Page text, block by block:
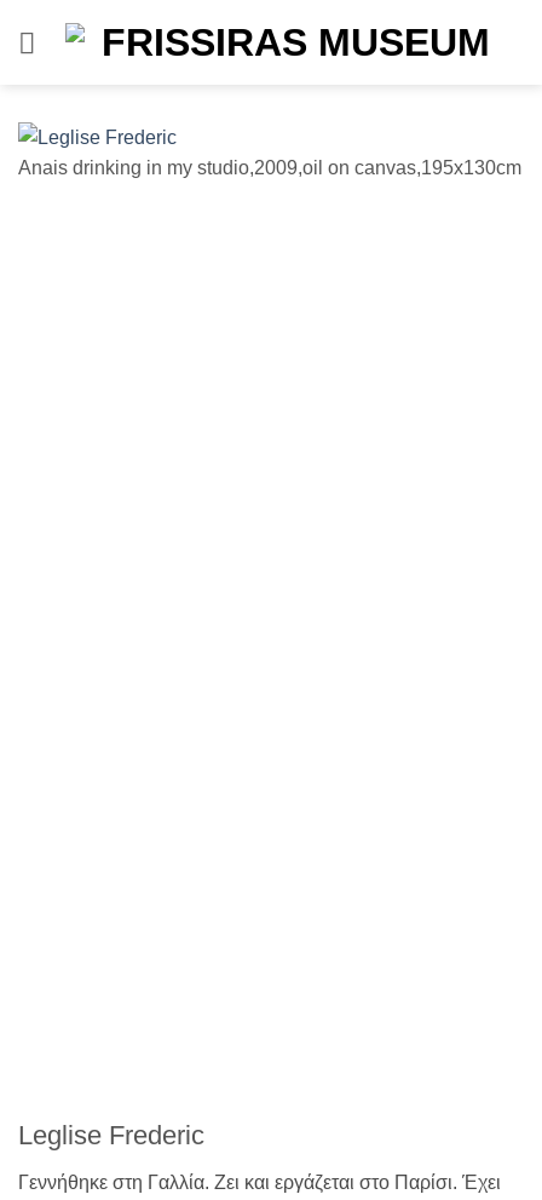
Anais drinking in my studio,2009,oil on canvas,195x130cm
Leglise Frederic
Γεννήθηκε στη Γαλλία. Ζει και εργάζεται στο Παρίσι. Έχει